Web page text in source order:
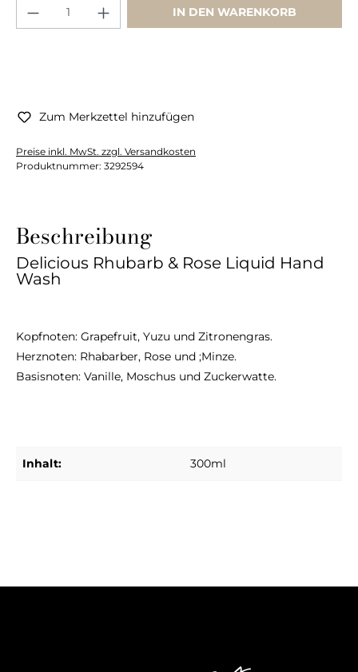
IN DEN WARENKORB
Zum Merkzettel hinzufügen
Preise inkl. MwSt. zzgl. Versandkosten
Produktnummer: 3292594
Beschreibung
Delicious Rhubarb & Rose Liquid Hand
Wash
Kopfnoten: Grapefruit, Yuzu und Zitronengras.
Herznoten: Rhabarber, Rose und ;Minze.
Basisnoten: Vanille, Moschus und Zuckerwatte.
Inhalt: 300ml